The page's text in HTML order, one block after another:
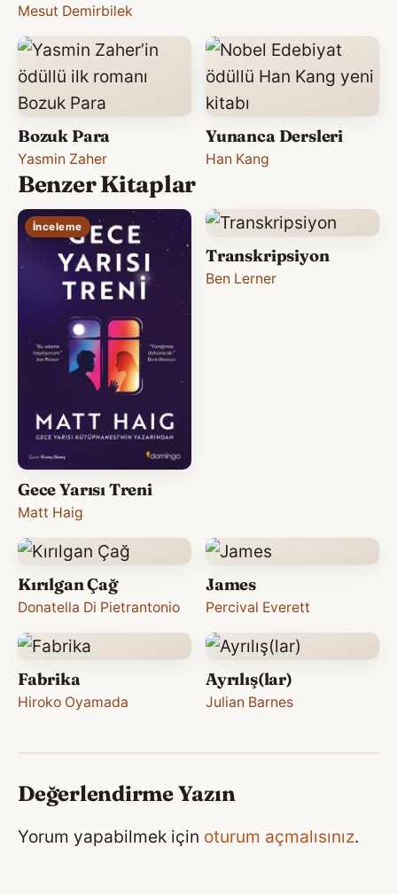
Mesut Demirbilek
Bozuk Para
Yasmin Zaher
Yunanca Dersleri
Han Kang
Benzer Kitaplar
İnceleme
Gece Yarısı Treni
Matt Haig
Transkripsiyon
Ben Lerner
Kırılgan Çağ
Donatella Di Pietrantonio
James
Percival Everett
Fabrika
Hiroko Oyamada
Ayrılış(lar)
Julian Barnes
Değerlendirme Yazın
Yorum yapabilmek için oturum açmalısınız.